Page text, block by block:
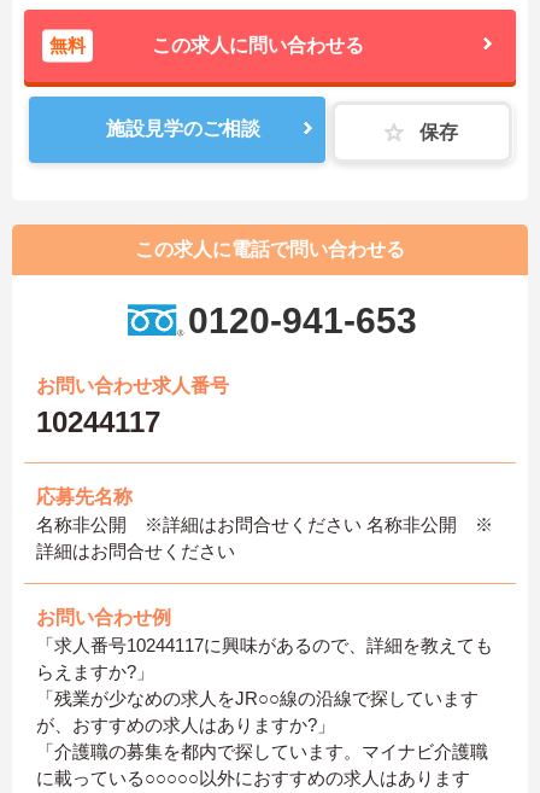
無料 この求人に問い合わせる
施設見学のご相談 保存
この求人に電話で問い合わせる
0120-941-653
お問い合わせ求人番号
10244117
応募先名称
名称非公開 ※詳細はお問合せください 名称非公開 ※
詳細はお問合せください
お問い合わせ例
「求人番号10244117に興味があるので、詳細を教えても
らえますか?」
「残業が少なめの求人をJR○○線の沿線で探しています
が、おすすめの求人はありますか?」
「介護職の募集を都内で探しています。マイナビ介護職
に載っている○○○○○以外におすすめの求人はあります